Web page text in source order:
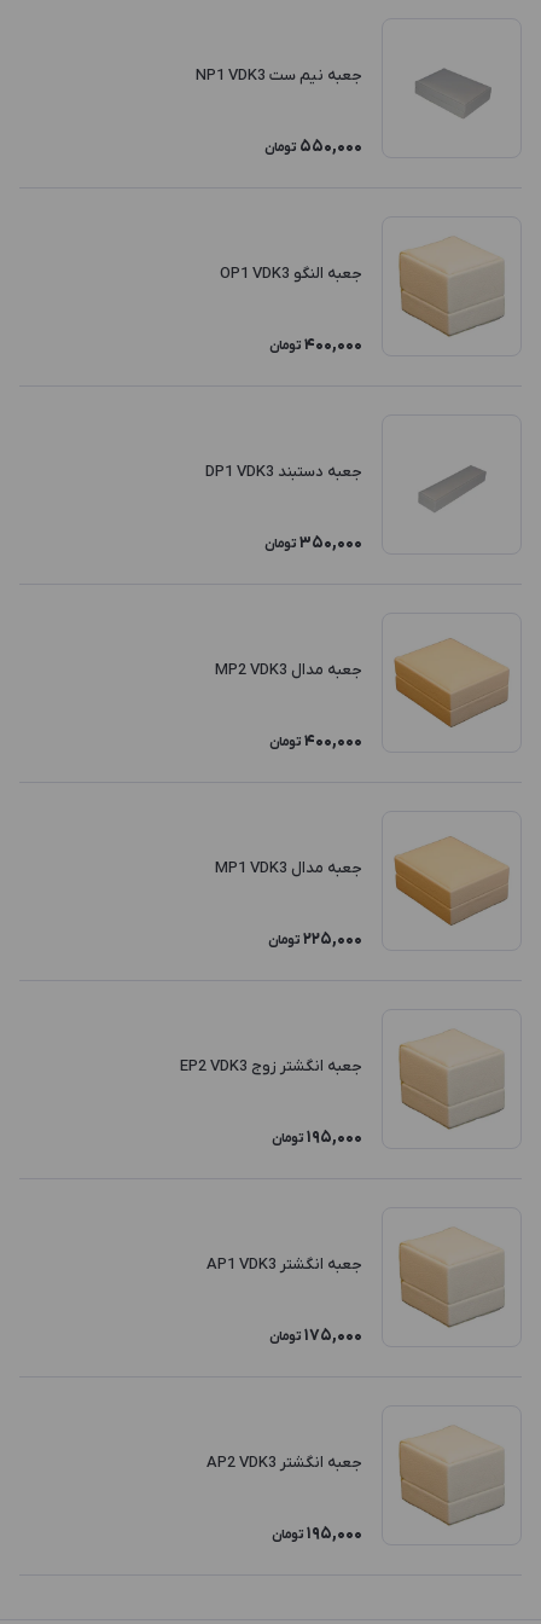
جعبه نیم ست NP1 VDK3
550,000 تومان
جعبه النگو OP1 VDK3
400,000 تومان
جعبه دستبند DP1 VDK3
350,000 تومان
جعبه مدال MP2 VDK3
400,000 تومان
جعبه مدال MP1 VDK3
225,000 تومان
جعبه انگشتر زوج EP2 VDK3
195,000 تومان
جعبه انگشتر AP1 VDK3
175,000 تومان
جعبه انگشتر AP2 VDK3
195,000 تومان